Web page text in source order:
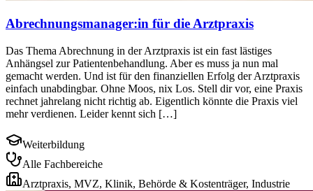
Abrechnungsmanager:in für die Arztpraxis
Das Thema Abrechnung in der Arztpraxis ist ein fast lästiges
Anhängsel zur Patientenbehandlung. Aber es muss ja nun mal
gemacht werden. Und ist für den finanziellen Erfolg der Arztpraxis
einfach unabdingbar. Ohne Moos, nix Los. Stell dir vor, eine Praxis
rechnet jahrelang nicht richtig ab. Eigentlich könnte die Praxis viel
mehr verdienen. Leider kennt sich […]
Weiterbildung
Alle Fachbereiche
Arztpraxis, MVZ, Klinik, Behörde & Kostenträger, Industrie